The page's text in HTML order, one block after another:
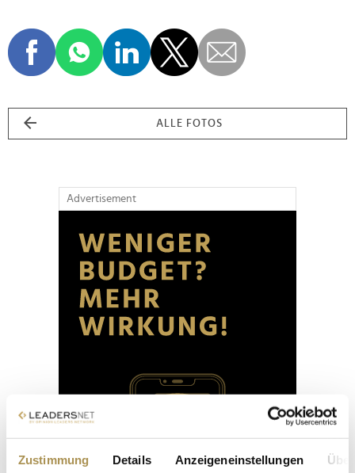
Zustimmung Details Anzeigeneinstellungen
ALLE FOTOS
Advertisement